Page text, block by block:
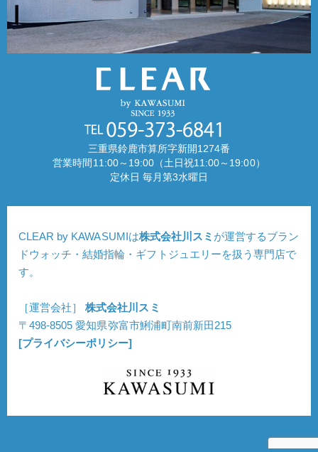
三重県鈴鹿市算所字新開1274番
営業時間11:00～19:00（土日祝11:00～19:00）
定休日 毎月第3水曜日
CLEAR by KAWASUMIは株式会社川スミ が運営するブラン
ドウォッチ・結婚指輪・ギフトジュエリーを扱う専門店で
す。
［運営会社］株式会社川スミ
〒498-8505 愛知県弥富市鯏浦町南前新田215
[プライバシーポリシー]